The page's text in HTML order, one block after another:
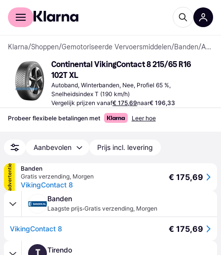
Voor shoppers
Klarna/Shoppen/Gemotoriseerde Vervoersmiddelen/Banden/ Autobanden
Continental VikingContact 8 215/65 R16
102T XL
Autoband, Winterbanden, Nee, Profiel 65 %,
Snelheidsindex T (190 km/h)
Vergelijk prijzen vanaf€ 175,69naar€ 196,33
Probeer flexibele betalingen met Leer hoe
Aanbevolen Prijs incl. levering
advertentie
Banden
Gratis verzending, Morgen
VikingContact 8
€ 175,69
Banden
Laagste prijs·Gratis verzending, Morgen
VikingContact 8 € 175,69
Tirendo